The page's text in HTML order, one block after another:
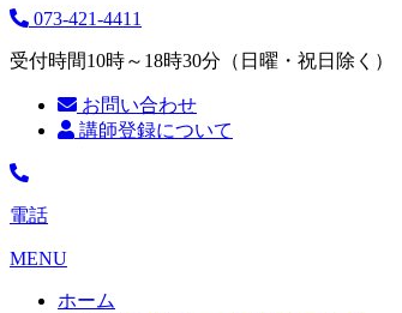
073-421-4411
受付時間10時～18時30分（日曜・祝日除く）
お問い合わせ
講師登録について
電話
MENU
ホーム